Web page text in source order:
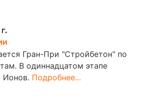
Гран-При "Стройбетон" по
В одиннадцатом этапе
Ионов. Подробнее...